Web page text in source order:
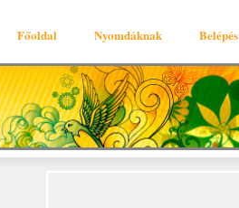
Főoldal Nyomdáknak Belépés